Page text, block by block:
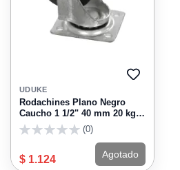
AGREGAR
UDUKE
Rodachines Plano Negro
Caucho 1 1/2" 40 mm 20 kg
HT40250
(0)
$ 1.124 Agotado